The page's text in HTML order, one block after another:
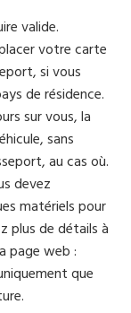
valide.
votre carte
si vous
de résidence.
sur vous, la
sans
au cas où.
devez
matériels pour
plus de détails à
page web :
que